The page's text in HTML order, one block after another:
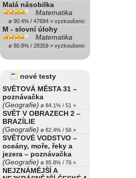
Malá násobilka
Matematika
ø 90.4% / 47694 × vyzkoušeno
M - slovní úlohy
Matematika
ø 80.8% / 28359 × vyzkoušeno
nové testy
SVĚTOVÁ MĚSTA 31 –
poznávačka
(Geografie) ø 84.1% / 51 ×
SVĚT V OBRAZECH 2 –
BRAZÍLIE
(Geografie) ø 82.4% / 56 ×
SVĚTOVÉ VODSTVO –
oceány, moře, řeky a
jezera – poznávačka
(Geografie) ø 85.8% / 76 ×
NEJZNÁMĚJŠÍ A